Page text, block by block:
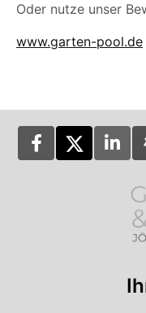
Oder nutze unser
www.garten-pool.de